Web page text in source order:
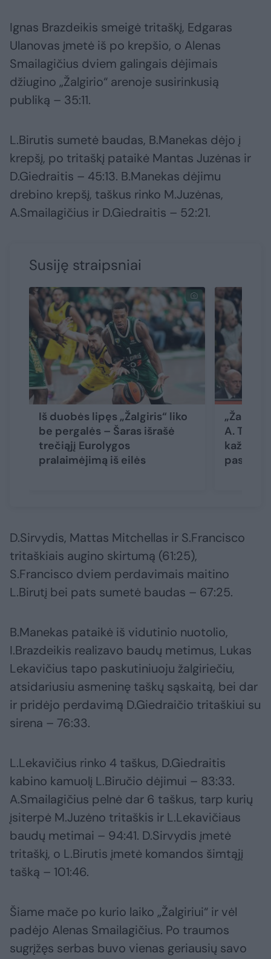
Ignas Brazdeikis smeigė tritaškį, Edgaras
Ulanovas įmetė iš po krepšio, o Alenas
Smailagičius dviem galingais dėjimais
džiugino „Žalgirio“ arenoje susirinkusią
publiką – 35:11.
L.Birutis sumetė baudas, B.Manekas dėjo į
krepšį, po tritaškį pataikė Mantas Juzėnas ir
D.Giedraitis – 45:13. B.Manekas dėjimu
drebino krepšį, taškus rinko M.Juzėnas,
A.Smailagičius ir D.Giedraitis – 52:21.
Susiję straipsniai
Iš duobės lipęs „Žalgiris“ liko
be pergalės – Šaras išrašė
trečiąjį Eurolygos
pralaimėjimą iš eilės
A.
kažką
D.Sirvydis, Mattas Mitchellas ir S.Francisco
tritaškiais augino skirtumą (61:25),
S.Francisco dviem perdavimais maitino
L.Birutį bei pats sumetė baudas – 67:25.
B.Manekas pataikė iš vidutinio nuotolio,
I.Brazdeikis realizavo baudų metimus, Lukas
Lekavičius tapo paskutiniuoju žalgiriečiu,
atsidariusiu asmeninę taškų sąskaitą, bei dar
ir pridėjo perdavimą D.Giedraičio tritaškiui su
sirena – 76:33.
L.Lekavičius rinko 4 taškus, D.Giedraitis
kabino kamuolį L.Biručio dėjimui – 83:33.
A.Smailagičius pelnė dar 6 taškus, tarp kurių
įsiterpė M.Juzėno tritaškis ir L.Lekavičiaus
baudų metimai – 94:41. D.Sirvydis įmetė
tritaškį, o L.Birutis įmetė komandos šimtąjį
tašką – 101:46.
Šiame mače po kurio laiko „Žalgiriui“ ir vėl
padėjo Alenas Smailagičius. Po traumos
sugrįžęs serbas buvo vienas geriausių savo